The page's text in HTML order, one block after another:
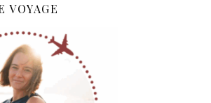
VOYAGE